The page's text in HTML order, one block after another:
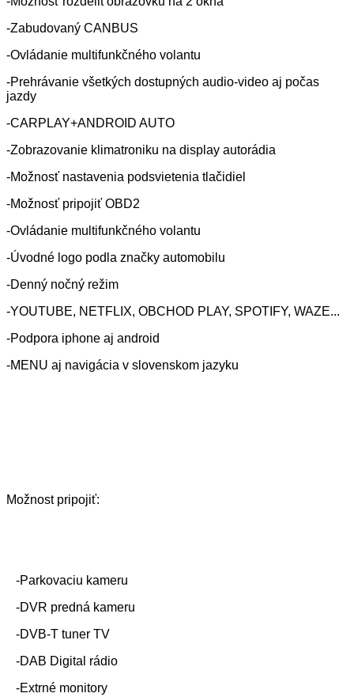
-Zabudovaný CANBUS
-Ovládanie multifunkčného volantu
-Prehrávanie všetkých dostupných audio-video aj počas
jazdy
-CARPLAY+ANDROID AUTO
-Zobrazovanie klimatroniku na display autorádia
-Možnosť nastavenia podsvietenia tlačidiel
-Možnosť pripojiť OBD2
-Ovládanie multifunkčného volantu
-Úvodné logo podla značky automobilu
-Denný nočný režim
-YOUTUBE, NETFLIX, OBCHOD PLAY, SPOTIFY, WAZE...
-Podpora iphone aj android
-MENU aj navigácia v slovenskom jazyku
Možnost pripojiť:
-Parkovaciu kameru
-DVR predná kameru
-DVB-T tuner TV
-DAB Digital rádio
-Extrné monitory